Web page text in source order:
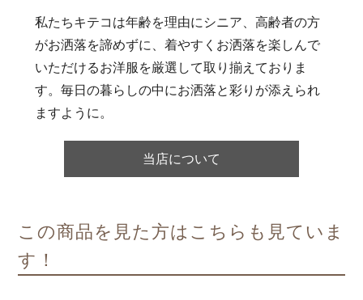
私たちキテコは年齢を理由にシニア、高齢者の方
がお洒落を諦めずに、着やすくお洒落を楽しんで
いただけるお洋服を厳選して取り揃えておりま
す。毎日の暮らしの中にお洒落と彩りが添えられ
ますように。
当店について
この商品を見た方はこちらも見ていま
す！